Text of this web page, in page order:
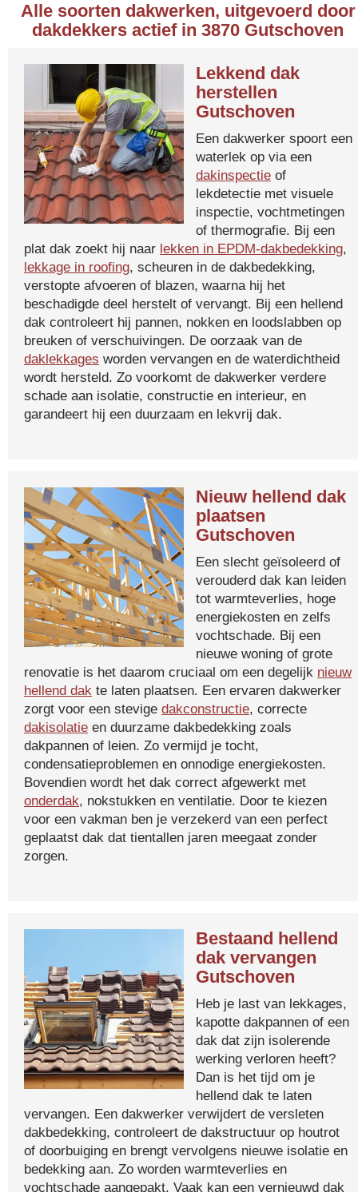
Alle soorten dakwerken, uitgevoerd door
dakdekkers actief in 3870 Gutschoven
Lekkend dak
herstellen
Gutschoven
Een dakwerker spoort een
waterlek op via een
dakinspectie of
lekdetectie met visuele
inspectie, vochtmetingen
of thermografie. Bij een
plat dak zoekt hij naar lekken in EPDM-dakbedekking,
lekkage in roofing, scheuren in de dakbedekking,
verstopte afvoeren of blazen, waarna hij het
beschadigde deel herstelt of vervangt. Bij een hellend
dak controleert hij pannen, nokken en loodslabben op
breuken of verschuivingen. De oorzaak van de
daklekkages worden vervangen en de waterdichtheid
wordt hersteld. Zo voorkomt de dakwerker verdere
schade aan isolatie, constructie en interieur, en
garandeert hij een duurzaam en lekvrij dak.
Nieuw hellend dak
plaatsen
Gutschoven
Een slecht geïsoleerd of
verouderd dak kan leiden
tot warmteverlies, hoge
energiekosten en zelfs
vochtschade. Bij een
nieuwe woning of grote
renovatie is het daarom cruciaal om een degelijk nieuw
hellend dak te laten plaatsen. Een ervaren dakwerker
zorgt voor een stevige dakconstructie, correcte
dakisolatie en duurzame dakbedekking zoals
dakpannen of leien. Zo vermijd je tocht,
condensatieproblemen en onnodige energiekosten.
Bovendien wordt het dak correct afgewerkt met
onderdak, nokstukken en ventilatie. Door te kiezen
voor een vakman ben je verzekerd van een perfect
geplaatst dak dat tientallen jaren meegaat zonder
zorgen.
Bestaand hellend
dak vervangen
Gutschoven
Heb je last van lekkages,
kapotte dakpannen of een
dak dat zijn isolerende
werking verloren heeft?
Dan is het tijd om je
hellend dak te laten
vervangen. Een dakwerker verwijdert de versleten
dakbedekking, controleert de dakstructuur op houtrot
of doorbuiging en brengt vervolgens nieuwe isolatie en
bedekking aan. Zo worden warmteverlies en
vochtschade aangepakt. Vaak kan een vernieuwd dak